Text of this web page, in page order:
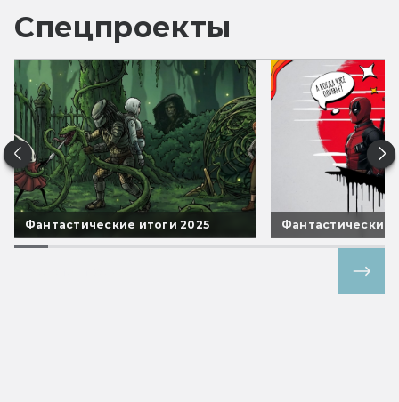
Спецпроекты
Фантастические итоги 2025 Фантастические